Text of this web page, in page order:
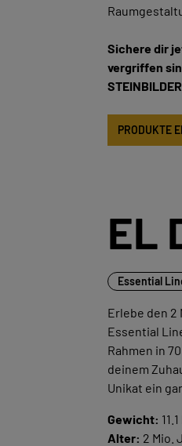
Sichere dir
vergriffen
PRODUKTE
EL
Essential
Erlebe den
Essential
Rahmen in
deinem
Unikat ein
Gewicht:
Alter: 2 Mio.